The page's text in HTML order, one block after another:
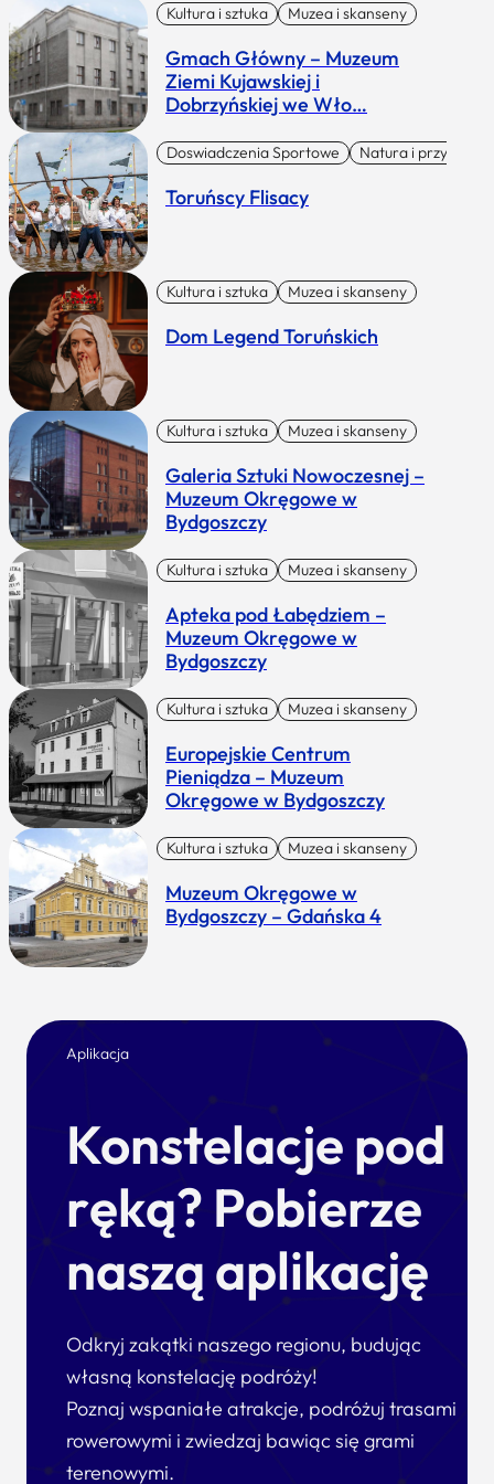
Kultura i sztuka Muzea i skanseny
Gmach Główny – Muzeum
Ziemi Kujawskiej i
Dobrzyńskiej we Wło…
Doswiadczenia Sportowe Natura i przygoda
Toruńscy Flisacy
Kultura i sztuka Muzea i skanseny
Dom Legend Toruńskich
Kultura i sztuka Muzea i skanseny
Galeria Sztuki Nowoczesnej –
Muzeum Okręgowe w
Bydgoszczy
Kultura i sztuka Muzea i skanseny
Apteka pod Łabędziem –
Muzeum Okręgowe w
Bydgoszczy
Kultura i sztuka Muzea i skanseny
Europejskie Centrum
Pieniądza – Muzeum
Okręgowe w Bydgoszczy
Kultura i sztuka Muzea i skanseny
Muzeum Okręgowe w
Bydgoszczy – Gdańska 4
Aplikacja
Konstelacje pod
ręką? Pobierze
naszą aplikację
Odkryj zakątki naszego regionu, budując
własną konstelację podróży!
Poznaj wspaniałe atrakcje, podróżuj trasami
rowerowymi i zwiedzaj bawiąc się grami
terenowymi.